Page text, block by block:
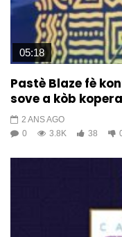
05:18
Pastè Blaze fè
sove a kòb
2 ANS AGO
0
3.8K 38